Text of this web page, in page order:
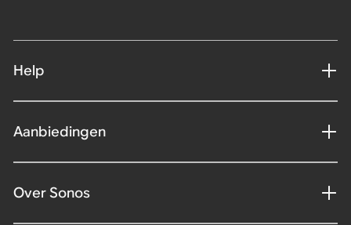
Help
Aanbiedingen
Over Sonos